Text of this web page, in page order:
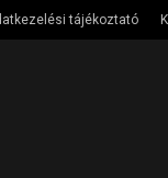
tájékoztató